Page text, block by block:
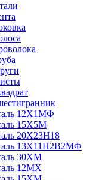
12Х1МФ
15Х5М
20Х23Н18
13Х11Н2В2МФ
30ХМ
12МХ